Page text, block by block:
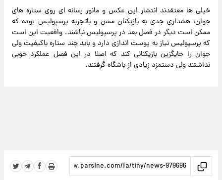
خیلی ها معتقدند انتشار این عکس و مانور رسانه ای روی ستاره های
جوان، هشداری جدی به بازیکنان مسن و باتجربه پرسپولیس بوده که
ممکن است دیگر در فصل بعد در پرسپولیس نباشند. واقعیت این است
که پرسپولیس نیاز به پوست اندازی دارد و باید چند ستاره باکیفیت ولی
جوان را جایگزین بازیکنانی کند که اصلا در این فصل عملکرد خوبی
نداشتند ولی دستمزد زیادی از باشگاه گرفتند.